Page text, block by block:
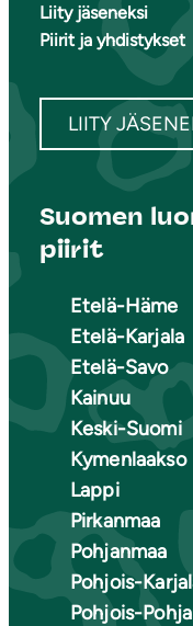
Liity jäseneksi
Piirit ja yhdistykset
LIITY
Suomen
piirit
Etelä-Häme
Etelä-Karjala
Etelä-Savo
Kainuu
Keski-Suomi
Kymenlaakso
Lappi
Pirkanmaa
Pohjanmaa
Pohjois-
Pohjois-